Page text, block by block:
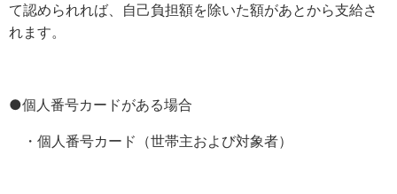
て認められれば、自己負担額を除いた額があとから支給さ
れます。
●個人番号カードがある場合
・個人番号カード（世帯主および対象者）